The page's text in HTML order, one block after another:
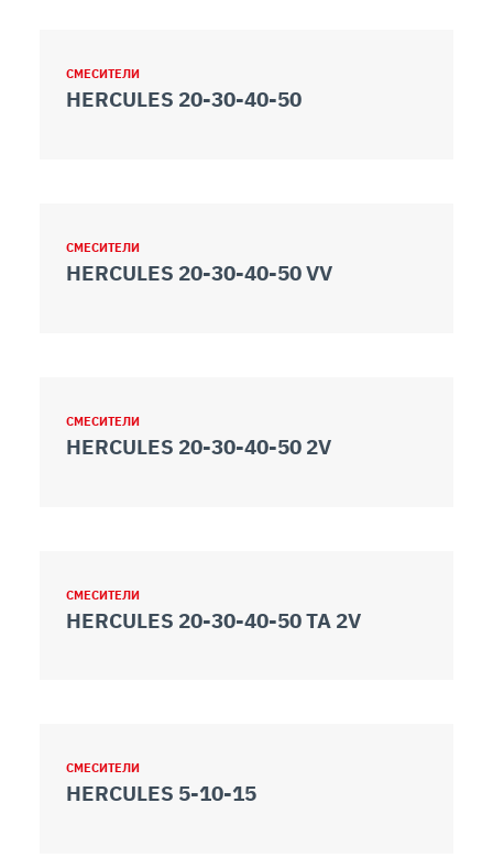
СМЕСИТЕЛИ
HERCULES 20-30-40-50
СМЕСИТЕЛИ
HERCULES 20-30-40-50 VV
СМЕСИТЕЛИ
HERCULES 20-30-40-50 2V
СМЕСИТЕЛИ
HERCULES 20-30-40-50 TA 2V
СМЕСИТЕЛИ
HERCULES 5-10-15